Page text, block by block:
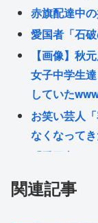
赤旗配達中
愛国者「石
【画像】秋
女子中学生
していた
お笑い芸人
なくなってき
「愛国心っ
方がまだ大切
関連記事